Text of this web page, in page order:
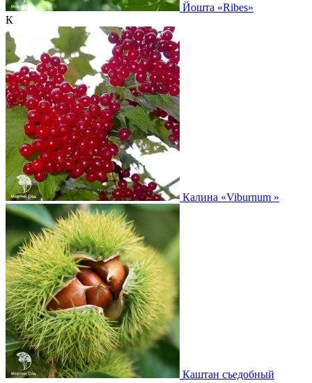
Йошта «Ribes»
К
Калина «Viburnum »
Каштан съедобный